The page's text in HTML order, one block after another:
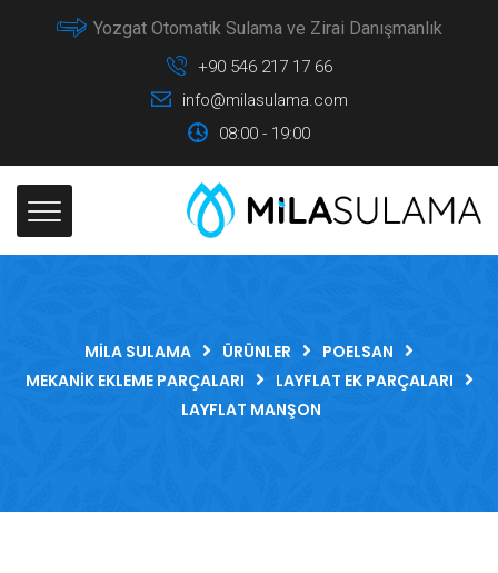
Yozgat Otomatik Sulama ve Zirai Danışmanlık
+90 546 217 17 66
info@milasulama.com
08:00 - 19:00
MILA SULAMA ÜRÜNLER
POELSAN
MEKANIK EKLEME PARÇALARI
LAYFLAT EK PARÇALARI
LAYFLAT MANŞON